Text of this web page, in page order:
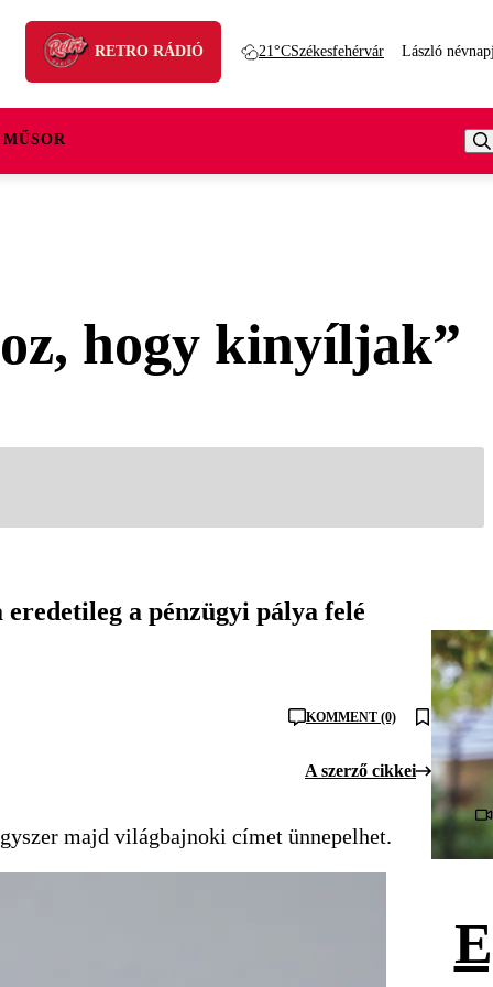
RETRO RÁDIÓ 21°CSzékesfehérvár László
hogy kinyíljak”
a pénzügyi pálya felé
KOMMENT (0)
A szerző cikkei
majd világbajnoki címet ünnepelhet.